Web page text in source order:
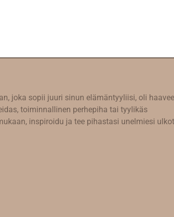
joka sopii juuri sinun elämäntyyliisi, oli
toiminnallinen perhepiha tai tyylikäs
inspiroidu ja tee pihastasi unelmiesi